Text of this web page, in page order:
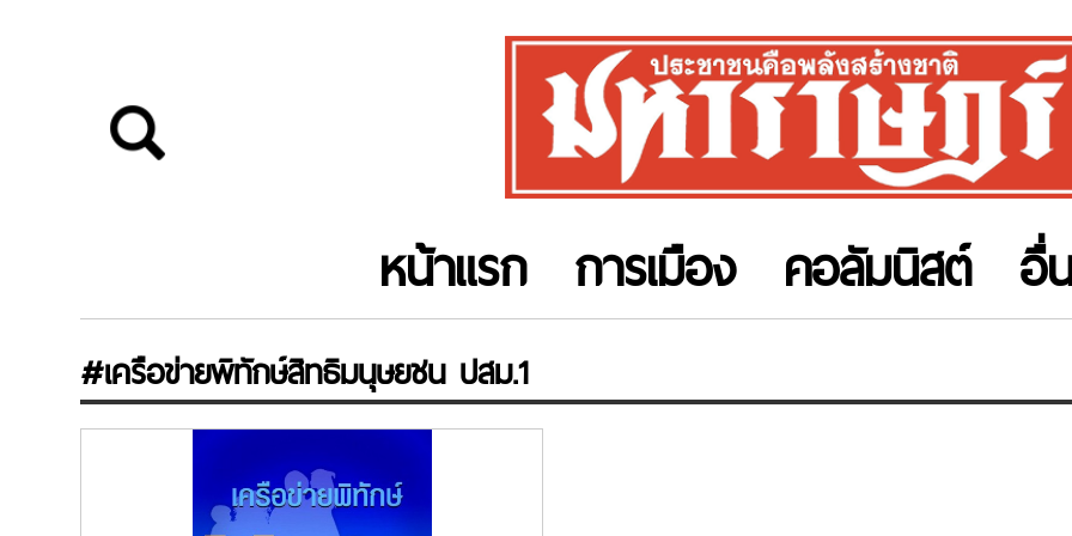
หน้าแรก การเมือง คอลัมนิสต์ อื่
#เครือข่ายพิทักษ์สิทธิมนุษยชน ปสม.1